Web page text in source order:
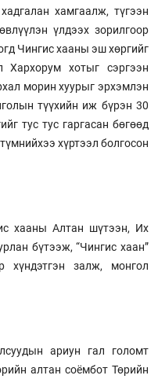
хамгаалж, түгээн
үлдээх зорилгоор
Чингис хааны эш хөргийг
Хархорум хотыг сэргээн
морин хуурыг эрхэмлэн
түүхийн иж бүрэн 30
тус тус гаргасан бөгөөд
хүртээл болгосон
хааны Алтан шүтээн, Их
бүтээж, “Чингис хаан”
хүндэтгэн залж, монгол
ариун гал голомт
алтан соёмбот Төрийн